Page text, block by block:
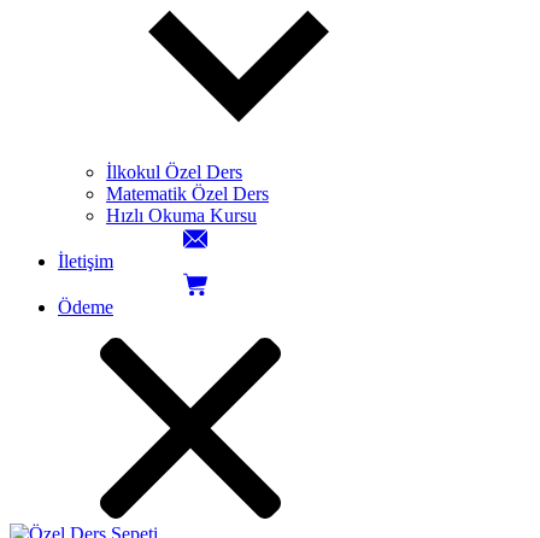
İlkokul Özel Ders
Matematik Özel Ders
Hızlı Okuma Kursu
İletişim
Ödeme